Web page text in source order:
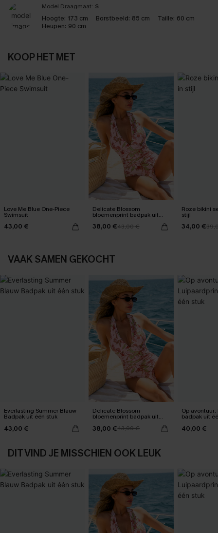
Model Draagmaat: S
Hoogte: 173 cm Borstbeeld: 85 cm Taille: 60 cm
Heupen: 90 cm
KOOP HET MET
Love Me Blue One-Piece
Swimsuit
43,00 €
Delicate Blossom
bloemenprint badpak uit
38,00 €43,00 €
Roze bikini set
stijl
34,00 €
VAAK SAMEN GEKOCHT
Everlasting Summer Blauw
Badpak uit één stuk
43,00 €
Delicate Blossom
bloemenprint badpak uit
38,00 €43,00 €
Op
badpak uit
40,00 €
DIT VIND JE MISSCHIEN OOK LEUK